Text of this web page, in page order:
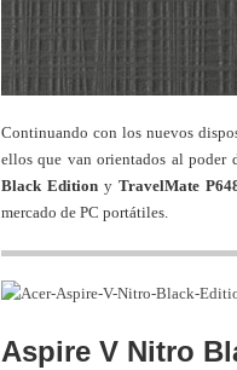
Continuando con los nuevos
ellos que van orientados al
Black EditionyTravelMate
mercado de PC portátiles.
Aspire V Nitro